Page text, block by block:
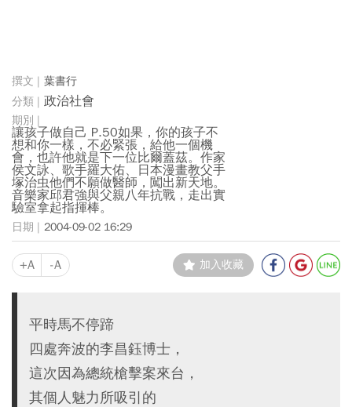
葉書行
政治社會
讓孩子做自己 P.50如果，你的孩子不
想和你一樣，不必緊張，給他一個機
會，也許他就是下一位比爾蓋茲。作家
侯文詠、歌手羅大佑、日本漫畫教父手
塚治虫他們不願做醫師，闖出新天地。
音樂家邱君強與父親八年抗戰，走出實
驗室拿起指揮棒。
2004-09-02 16:29
+A -A 加入收藏
平時馬不停蹄
四處奔波的李昌鈺博士，
這次因為總統槍擊案來台，
其個人魅力所吸引的